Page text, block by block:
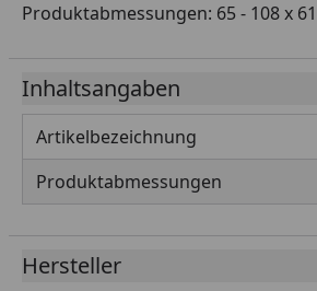
Produktabmessungen: 65 - 108 x
Inhaltsangaben
Artikelbezeichnung
Produktabmessungen
Hersteller